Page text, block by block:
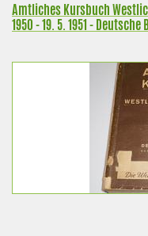
Amtliches Kursbuch
1950 - 19. 5. 1951 -